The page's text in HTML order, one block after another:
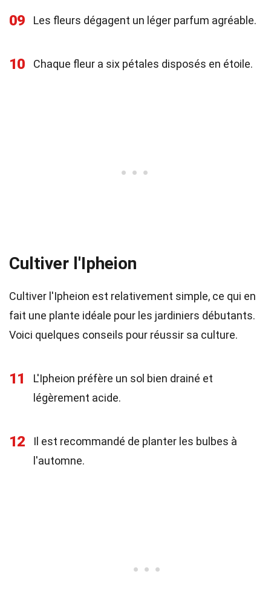
09 Les fleurs dégagent un léger parfum agréable.
10 Chaque fleur a six pétales disposés en étoile.
Cultiver l'Ipheion
Cultiver l'Ipheion est relativement simple, ce qui en
fait une plante idéale pour les jardiniers débutants.
Voici quelques conseils pour réussir sa culture.
11
L'Ipheion préfère un sol bien drainé et
légèrement acide.
12
Il est recommandé de planter les bulbes à
l'automne.